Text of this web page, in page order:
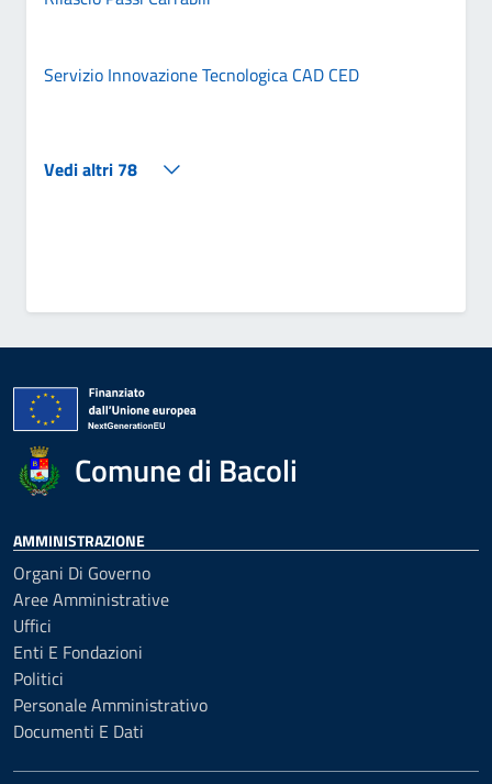
Servizio Innovazione Tecnologica CAD CED
Vedi altri 78
Comune di Bacoli
AMMINISTRAZIONE
Organi Di Governo
Aree Amministrative
Uffici
Enti E Fondazioni
Politici
Personale Amministrativo
Documenti E Dati